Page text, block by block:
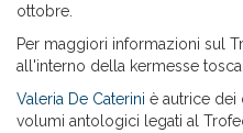
ottobre.
Per maggiori informazioni sul
all'interno della kermesse
Valeria De Caterini è autrice dei
volumi antologici legati al